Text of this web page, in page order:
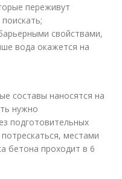
переживут
свойствами,
вода окажется на
составы наносятся на
нужно
подготовительных
местами
бетона проходит в 6